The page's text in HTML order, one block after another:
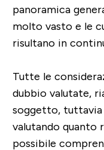
panoramica
molto vasto e le
risultano in
Tutte le
dubbio valutate,
soggetto, tuttavia
valutando quanto
possibile